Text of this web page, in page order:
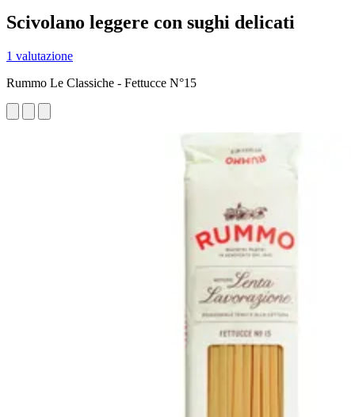
Scivolano leggere con sughi delicati
1 valutazione
Rummo Le Classiche - Fettucce N°15